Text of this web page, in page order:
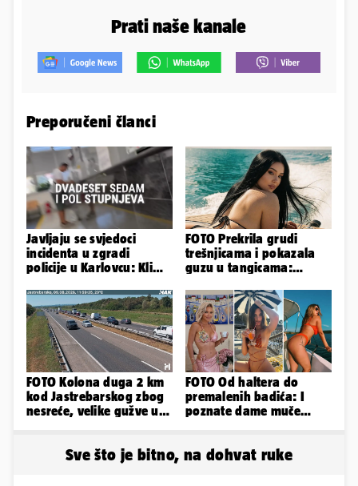
Prati naše kanale
Preporučeni članci
Javljaju se svjedoci
incidenta u zgradi
policije u Karlovcu: Klima
izađemo
FOTO Prekrila grudi
trešnjicama i pokazala
guzu u tangicama:
Slavonka
FOTO Kolona duga 2 km
kod Jastrebarskog zbog
nesreće, velike gužve u
FOTO Od haltera do
premalenih badića: I
poznate dame muče
Sve što je bitno, na dohvat ruke